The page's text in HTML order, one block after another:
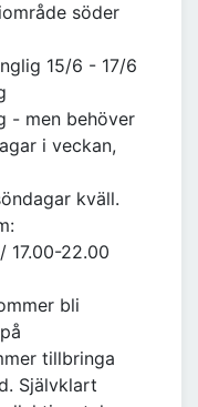
söder
15/6 - 17/6
- men behöver
i veckan,
kväll.
17.00-22.00
bli
tillbringa
Självklart